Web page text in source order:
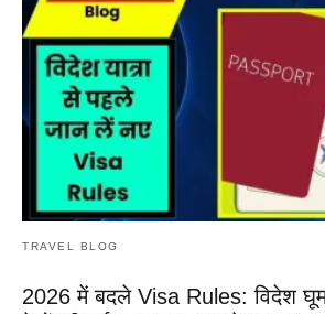
TRAVEL BLOG
2026 में बदले Visa Rules: विदेश